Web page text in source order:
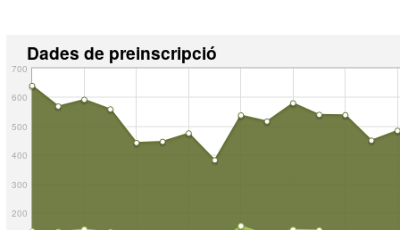
Dades de preinscripció
200
300
400
500
600
700